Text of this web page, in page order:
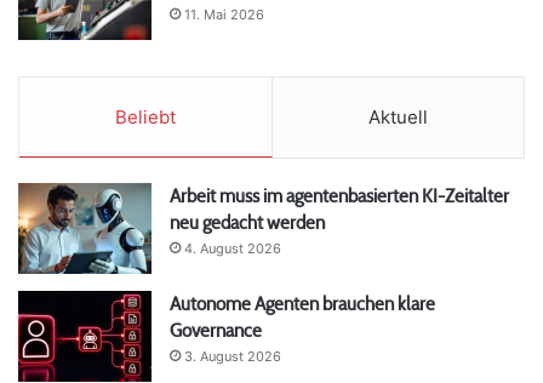
11. Mai 2026
Beliebt Aktuell
Arbeit muss im agentenbasierten KI-Zeitalter
neu gedacht werden
4. August 2026
Autonome Agenten brauchen klare
Governance
3. August 2026